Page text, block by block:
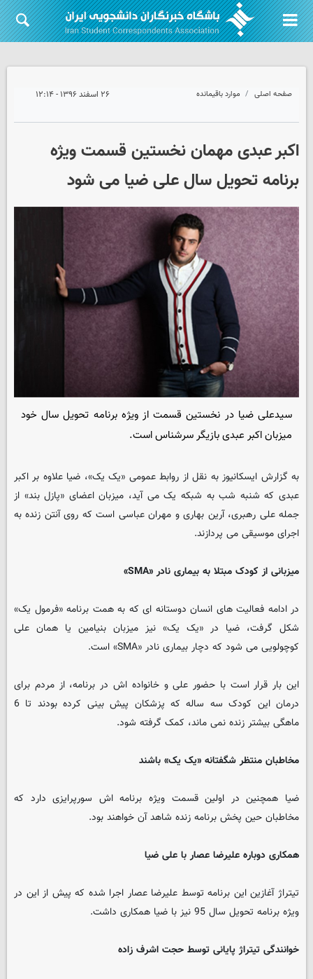
صفحه اصلی موارد باقیمانده ۲۶ اسفند ۱۳۹۶ - ۱۲:۱۴
اکبر عبدی مهمان نخستین قسمت ویژه
برنامه تحویل سال علی ضیا می شود
سیدعلی ضیا در نخستین قسمت از ویژه برنامه تحویل سال خود
میزبان اکبر عبدی بازیگر سرشناس است.
به گزارش ایسکانیوز به نقل از روابط عمومی «یک یک»، ضیا علاوه بر اکبر
عبدی که شنبه شب به شبکه یک می آید، میزبان اعضای «پازل بند» از
جمله علی رهبری، آرین بهاری و مهران عباسی است که روی آنتن زنده به
اجرای موسیقی می پردازند.
میزبانی از کودک مبتلا به بیماری نادر «SMA»
در ادامه فعالیت های انسان دوستانه ای که به همت برنامه «فرمول یک»
شکل گرفت، ضیا در «یک یک» نیز میزبان بنیامین یا همان علی
کوچولویی می شود که دچار بیماری نادر «SMA» است.
این بار قرار است با حضور علی و خانواده اش در برنامه، از مردم برای
درمان این کودک سه ساله که پزشکان پیش بینی کرده بودند تا 6
ماهگی بیشتر زنده نمی ماند، کمک گرفته شود.
مخاطبان منتظر شگفتانه «یک یک» باشند
ضیا همچنین در اولین قسمت ویژه برنامه اش سورپرایزی دارد که
مخاطبان حین پخش برنامه زنده شاهد آن خواهند بود.
همکاری دوباره علیرضا عصار با علی ضیا
تیتراژ آغازین این برنامه توسط علیرضا عصار اجرا شده که پیش از این در
ویژه برنامه تحویل سال 95 نیز با ضیا همکاری داشت.
خوانندگی تیتراژ پایانی توسط حجت اشرف زاده